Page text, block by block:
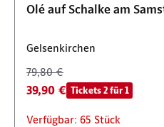
Olé auf Schalke am
Gelsenkirchen
79,80 €
39,90 € Tickets 2 für 1
Verfügbar: 65 Stück